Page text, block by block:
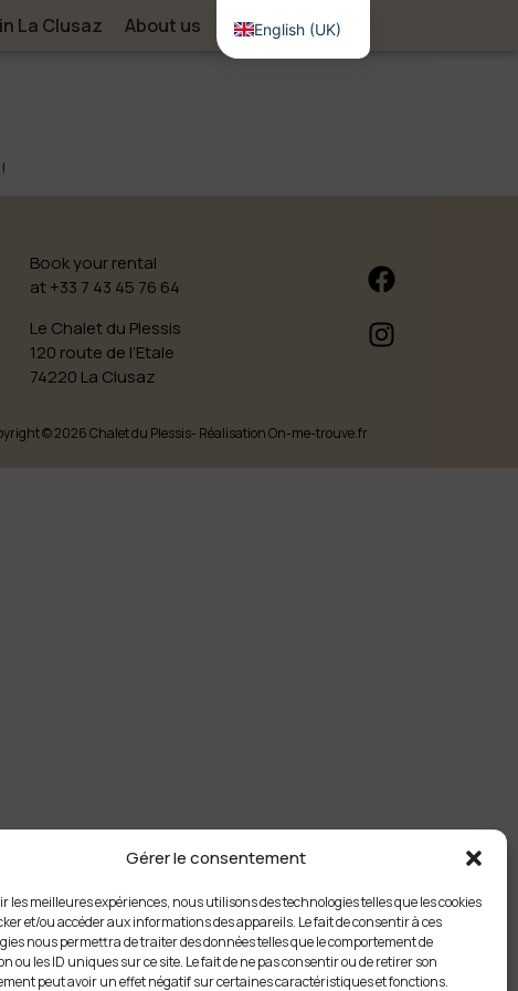
Gérer le consentement
les meilleures expériences, nous utilisons des technologies telles que les cookies
et/ou accéder aux informations des appareils. Le fait de consentir à ces
nous permettra de traiter des données telles que le comportement de
ou les ID uniques sur ce site. Le fait de ne pas consentir ou de retirer son
peut avoir un effet négatif sur certaines caractéristiques et fonctions.
La Clusaz About us Contact
Book your rental
at +33 7 43 45 76 64
Le Chalet du Plessis
120 route de l’Etale
74220 La Clusaz
© 2026 Chalet du Plessis- Réalisation On-me-trouve.fr
English (UK)